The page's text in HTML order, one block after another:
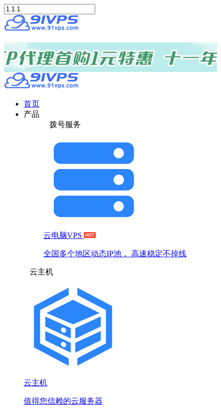
首页
产品
拨号服务
云电脑VPS
全国多个地区动态IP池， 高速稳定不掉线
云主机
云主机
值得您信赖的云服务器